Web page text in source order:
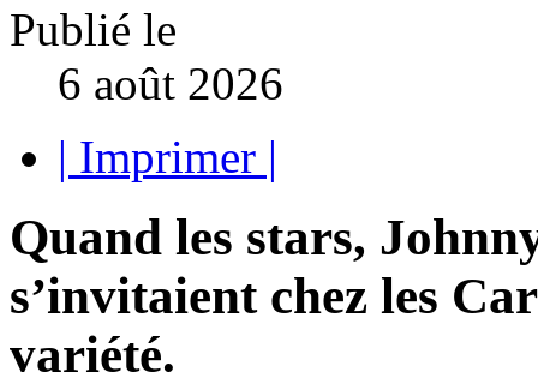
Publié le
6 août 2026
| Imprimer |
Quand les stars,
s’invitaient chez les
variété.